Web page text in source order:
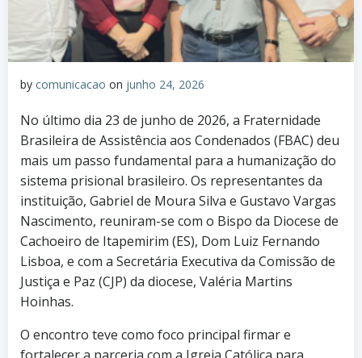
by comunicacao on junho 24, 2026
No último dia 23 de junho de 2026, a Fraternidade
Brasileira de Assistência aos Condenados (FBAC) deu
mais um passo fundamental para a humanização do
sistema prisional brasileiro. Os representantes da
instituição, Gabriel de Moura Silva e Gustavo Vargas
Nascimento, reuniram-se com o Bispo da Diocese de
Cachoeiro de Itapemirim (ES), Dom Luiz Fernando
Lisboa, e com a Secretária Executiva da Comissão de
Justiça e Paz (CJP) da diocese, Valéria Martins
Hoinhas.
O encontro teve como foco principal firmar e